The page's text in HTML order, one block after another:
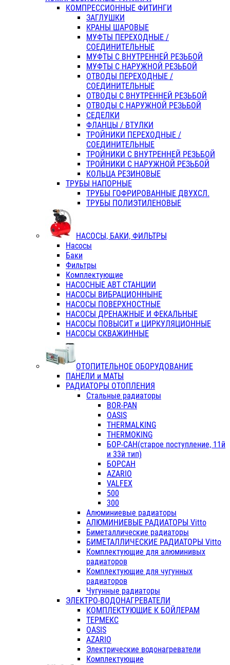
КОМПРЕССИОННЫЕ ФИТИНГИ
ЗАГЛУШКИ
КРАНЫ ШАРОВЫЕ
МУФТЫ ПЕРЕХОДНЫЕ /
СОЕДИНИТЕЛЬНЫЕ
МУФТЫ С ВНУТРЕННЕЙ РЕЗЬБОЙ
МУФТЫ С НАРУЖНОЙ РЕЗЬБОЙ
ОТВОДЫ ПЕРЕХОДНЫЕ /
СОЕДИНИТЕЛЬНЫЕ
ОТВОДЫ С ВНУТРЕННЕЙ РЕЗЬБОЙ
ОТВОДЫ С НАРУЖНОЙ РЕЗЬБОЙ
СЕДЕЛКИ
ФЛАНЦЫ / ВТУЛКИ
ТРОЙНИКИ ПЕРЕХОДНЫЕ /
СОЕДИНИТЕЛЬНЫЕ
ТРОЙНИКИ С ВНУТРЕННЕЙ РЕЗЬБОЙ
ТРОЙНИКИ С НАРУЖНОЙ РЕЗЬБОЙ
КОЛЬЦА РЕЗИНОВЫЕ
ТРУБЫ НАПОРНЫЕ
ТРУБЫ ГОФРИРОВАННЫЕ ДВУХСЛ.
ТРУБЫ ПОЛИЭТИЛЕНОВЫЕ
НАСОСЫ, БАКИ, ФИЛЬТРЫ
Насосы
Баки
Фильтры
Комплектующие
НАСОСНЫЕ АВТ СТАНЦИИ
НАСОСЫ ВИБРАЦИОННЫНЕ
НАСОСЫ ПОВЕРХНОСТНЫЕ
НАСОСЫ ДРЕНАЖНЫЕ И ФЕКАЛЬНЫЕ
НАСОСЫ ПОВЫСИТ и ЦИРКУЛЯЦИОННЫЕ
НАСОСЫ СКВАЖИННЫЕ
ОТОПИТЕЛЬНОЕ ОБОРУДОВАНИЕ
ПАНЕЛИ и МАТЫ
РАДИАТОРЫ ОТОПЛЕНИЯ
Стальные радиаторы
BOR-PAN
OASIS
THERMALKING
THERMOKING
БОР-САН(старое поступление, 11й
и 33й тип)
БОРСАН
AZARIO
VALFEX
500
300
Алюминиевые радиаторы
АЛЮМИНИЕВЫЕ РАДИАТОРЫ Vitto
Биметаллические радиаторы
БИМЕТАЛЛИЧЕСКИЕ РАДИАТОРЫ Vitto
Комплектующие для алюминивых
радиаторов
Комплектующие для чугунных
радиаторов
Чугунные радиаторы
ЭЛЕКТРО-ВОДОНАГРЕВАТЕЛИ
КОМПЛЕКТУЮЩИЕ К БОЙЛЕРАМ
ТЕРМЕКС
OASIS
AZARIO
Электрические водонагреватели
Комплектующие